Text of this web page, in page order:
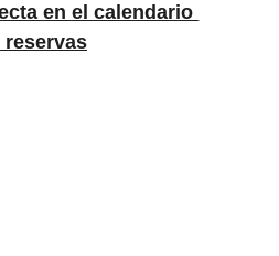
en el calendario
reservas